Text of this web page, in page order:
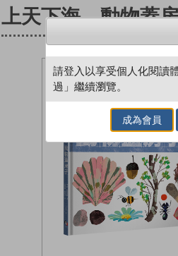
上天下海，動物蓋
請登入以享受個人化閱讀
過」繼續瀏覽。
成為會員